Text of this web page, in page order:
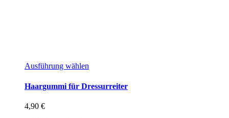
Ausführung wählen
weist
mehrere
Haargummi für Dressurreiter
4,90 €